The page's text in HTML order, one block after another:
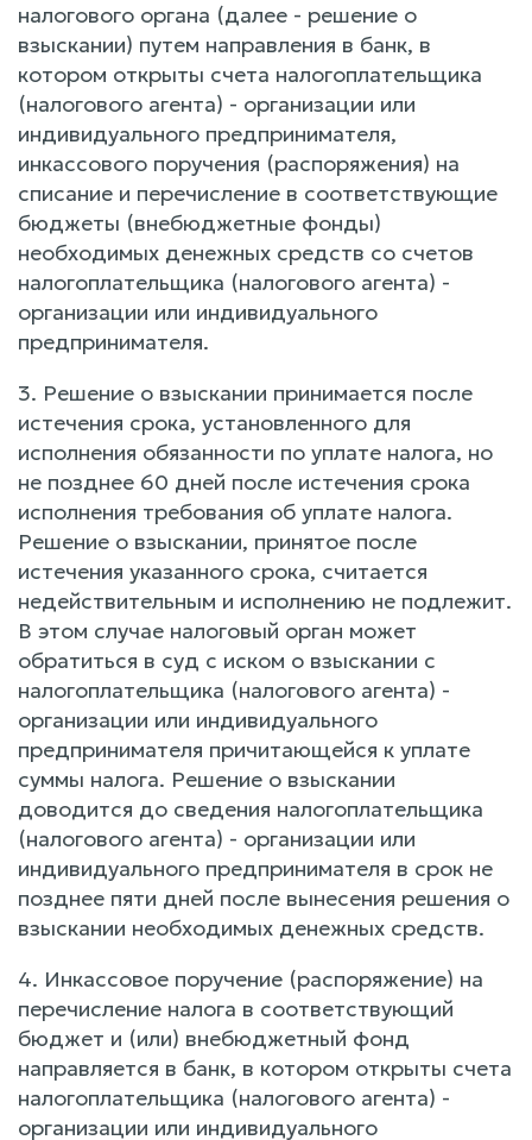
налогового органа (далее - решение о
взыскании) путем направления в банк, в
котором открыты счета налогоплательщика
(налогового агента) - организации или
индивидуального предпринимателя,
инкассового поручения (распоряжения) на
списание и перечисление в соответствующие
бюджеты (внебюджетные фонды)
необходимых денежных средств со счетов
налогоплательщика (налогового агента) -
организации или индивидуального
предпринимателя.
3. Решение о взыскании принимается после
истечения срока, установленного для
исполнения обязанности по уплате налога, но
не позднее 60 дней после истечения срока
исполнения требования об уплате налога.
Решение о взыскании, принятое после
истечения указанного срока, считается
недействительным и исполнению не подлежит.
В этом случае налоговый орган может
обратиться в суд с иском о взыскании с
налогоплательщика (налогового агента) -
организации или индивидуального
предпринимателя причитающейся к уплате
суммы налога. Решение о взыскании
доводится до сведения налогоплательщика
(налогового агента) - организации или
индивидуального предпринимателя в срок не
позднее пяти дней после вынесения решения о
взыскании необходимых денежных средств.
4. Инкассовое поручение (распоряжение) на
перечисление налога в соответствующий
бюджет и (или) внебюджетный фонд
направляется в банк, в котором открыты счета
налогоплательщика (налогового агента) -
организации или индивидуального